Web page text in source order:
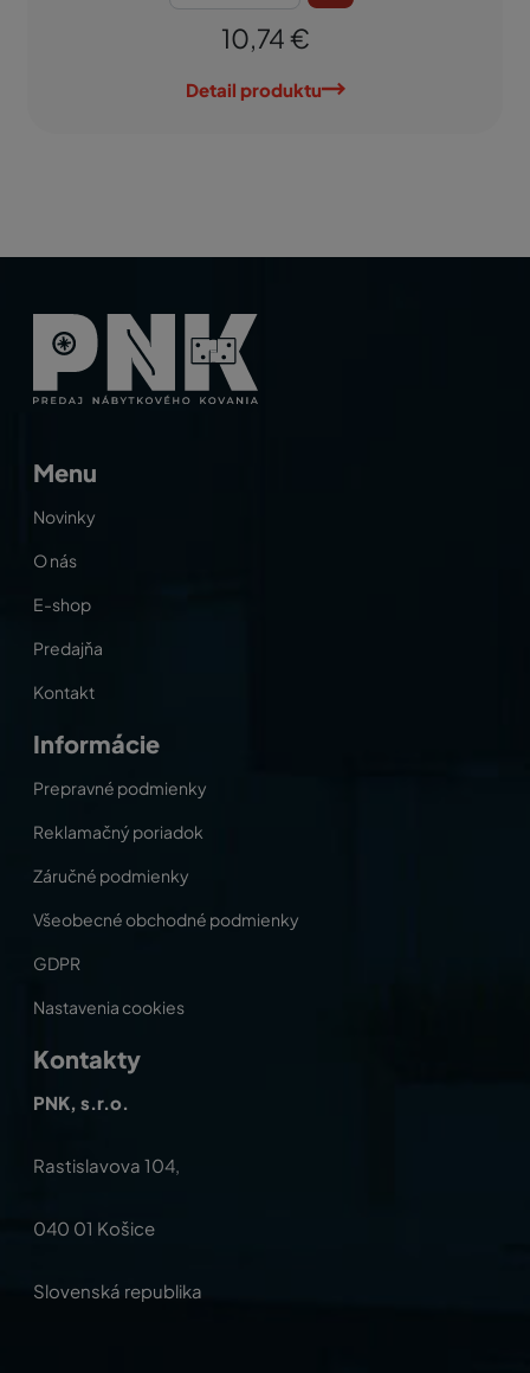
10,74 €
Detail produktu
Menu
Novinky
O nás
E-shop
Predajňa
Kontakt
Informácie
Prepravné podmienky
Reklamačný poriadok
Záručné podmienky
Všeobecné obchodné podmienky
GDPR
Nastavenia cookies
Kontakty
PNK, s.r.o.
Rastislavova 104,
040 01 Košice
Slovenská republika